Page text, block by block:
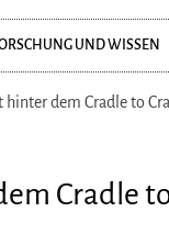
UND WISSEN
hinter dem Cradle to
Cradle